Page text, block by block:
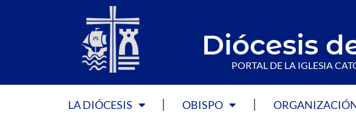
Diócesis
PORTAL DE LA IGLESIA
LA DIÓCESIS OBISPO